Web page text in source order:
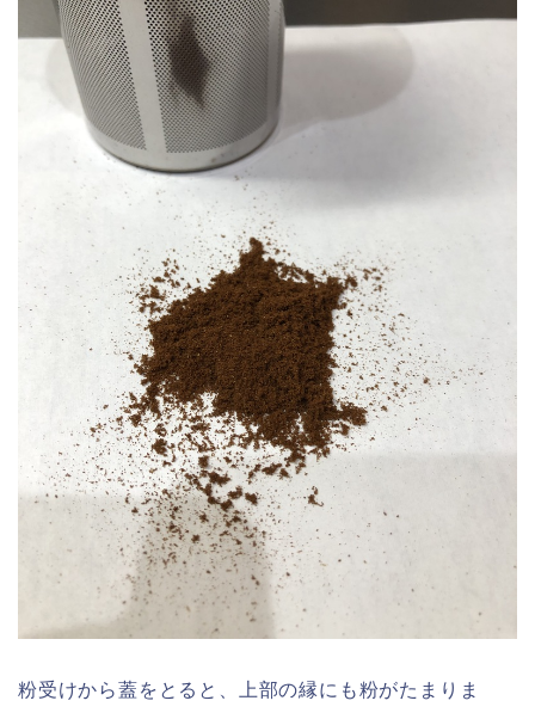
粉受けから蓋をとると、上部の縁にも粉がたまりま